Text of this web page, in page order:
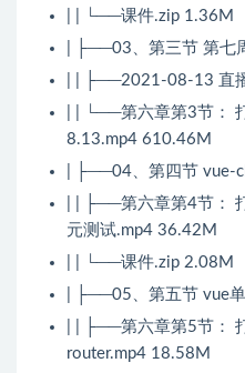
| | └──课件.zip 1.36M
| ├──03、第三节 第七
| | ├──2021-08-13 直
| | └──第六章第3节：
8.13.mp4 610.46M
| ├──04、第四节 vue-
| | ├──第六章第4节：
元测试.mp4 36.42M
| | └──课件.zip 2.08M
| ├──05、第五节 vue
| | ├──第六章第5节：
router.mp4 18.58M